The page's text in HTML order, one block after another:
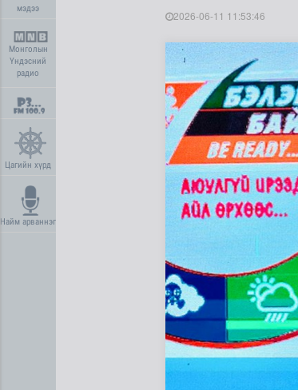
мэдээ
Монголын
Үндэсний
радио
Цагийн хүрд
Найм арваннэг
Нийгмийн
2026-06-11 11:53:46